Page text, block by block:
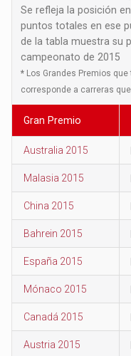
Se refleja la posición
puntos totales en ese
de la tabla muestra su
campeonato de 2015
* Los Grandes Premios
corresponde a carreras
Gran Premio
Australia 2015
Malasia 2015
China 2015
Bahrein 2015
España 2015
Mónaco 2015
Canadá 2015
Austria 2015